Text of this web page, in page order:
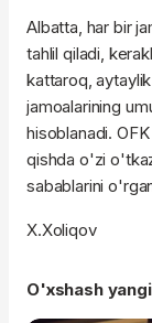
Albatta, har bir
tahlil qiladi,
kattaroq,
jamoalarining
hisoblanadi.
qishda o'zi
sabablarini
X.Xoliqov
O'xshash